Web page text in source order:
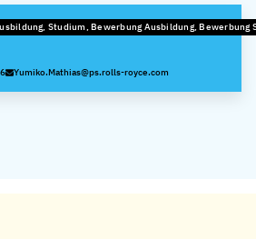
Studium, Bewerbung Ausbildung, Bewerbung
Yumiko.Mathias@ps.rolls-royce.com